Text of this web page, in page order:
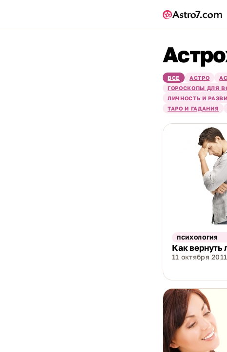
ВСЕ АСТРО
ГОРОСКОПЫ ДЛЯ
ЛИЧНОСТЬ И
ТАРО И ГАДАНИЯ
ПСИХОЛОГИЯ
Как вернуть
11 октября 2011